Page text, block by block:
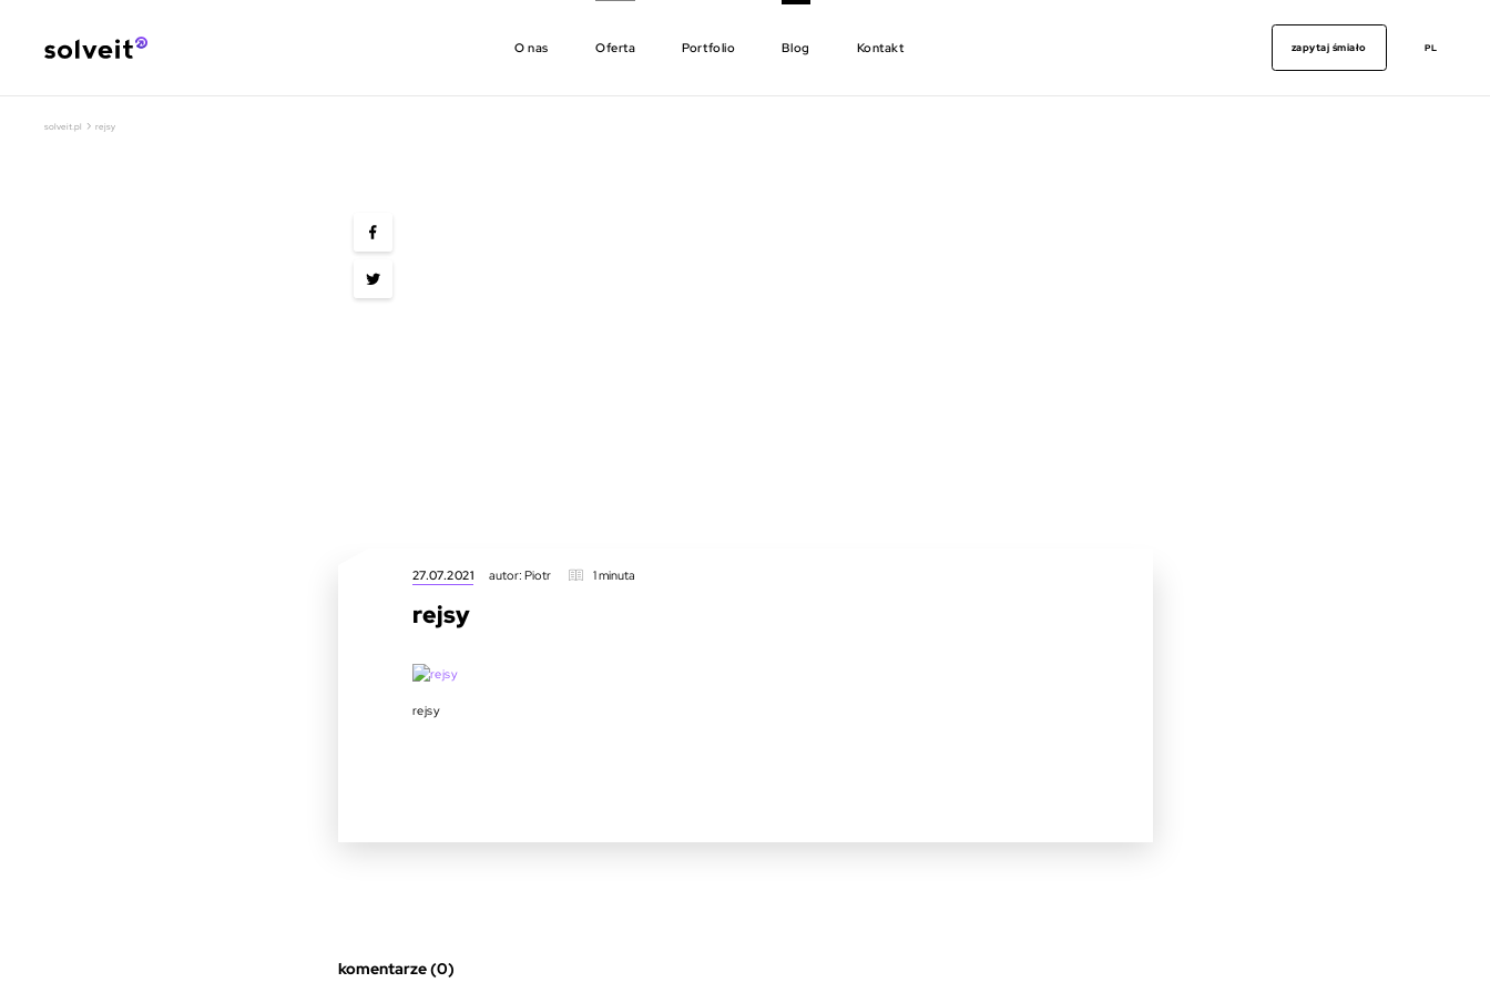
O nas Oferta Portfolio Blog Kontakt zapytaj śmiało PL
solveit.pl › rejsy
27.07.2021 autor: Piotr 1 minuta
rejsy
rejsy
komentarze (0)